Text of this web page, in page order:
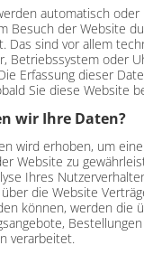
automatisch oder
Besuch der Website
Das sind vor allem
Betriebssystem oder
Erfassung dieser
Sie diese Website
wir Ihre Daten?
wird erhoben, um
Website zu
Ihres
die Website
können, werden die
verarbeitet.